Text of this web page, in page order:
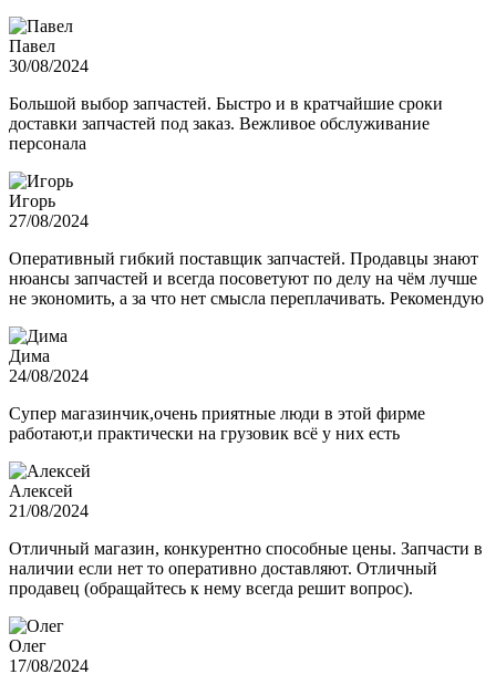
Павел
30/08/2024
Большой выбор запчастей. Быстро и в кратчайшие сроки
доставки запчастей под заказ. Вежливое обслуживание
персонала
Игорь
27/08/2024
Оперативный гибкий поставщик запчастей. Продавцы знают
нюансы запчастей и всегда посоветуют по делу на чём лучше
не экономить, а за что нет смысла переплачивать. Рекомендую
Дима
24/08/2024
Супер магазинчик,очень приятные люди в этой фирме
работают,и практически на грузовик всё у них есть
Алексей
21/08/2024
Отличный магазин, конкурентно способные цены. Запчасти в
наличии если нет то оперативно доставляют. Отличный
продавец (обращайтесь к нему всегда решит вопрос).
Олег
17/08/2024